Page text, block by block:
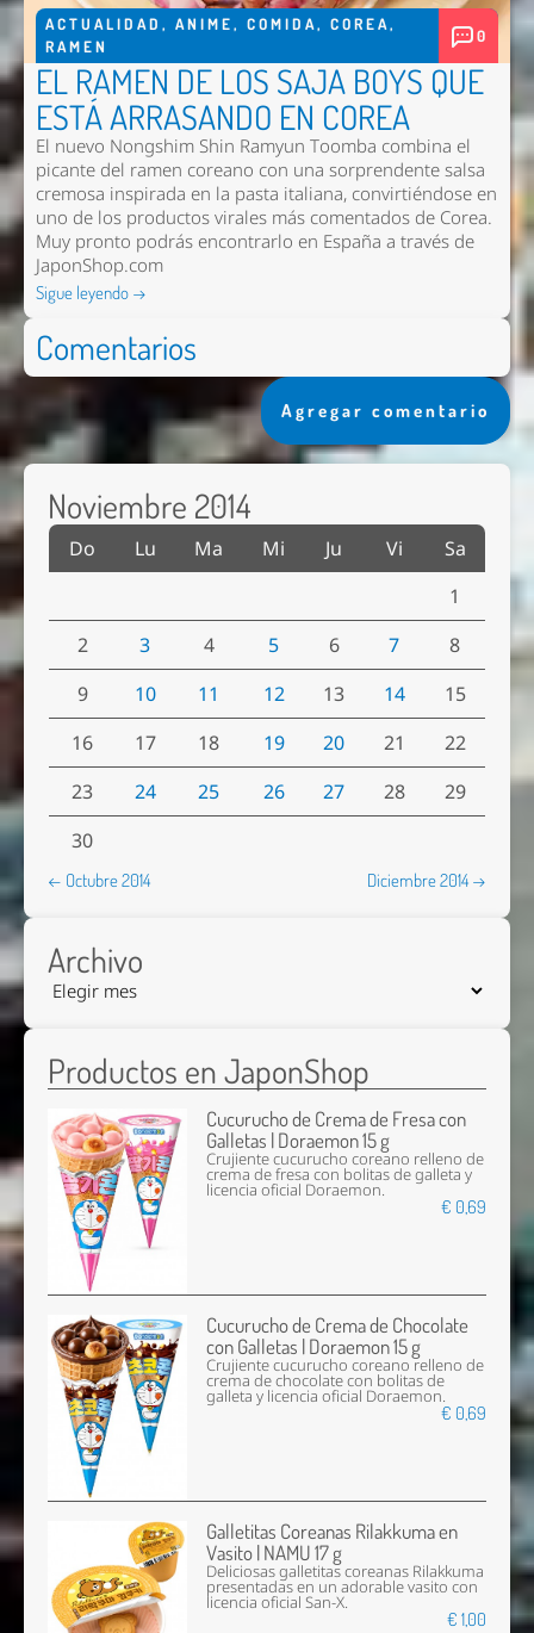
ACTUALIDAD , ANIME, COMIDA, COREA,
RAMEN
0
EL RAMEN DE LOS SAJA BOYS QUE
ESTÁ ARRASANDO EN COREA
El nuevo Nongshim Shin Ramyun Toomba combina el
picante del ramen coreano con una sorprendente salsa
cremosa inspirada en la pasta italiana, convirtiéndose en
uno de los productos virales más comentados de Corea.
Muy pronto podrás encontrarlo en España a través de
JaponShop.com
Sigue leyendo →
Comentarios
Agregar comentario
Noviembre 2014
Do Lu Ma Mi Ju Vi
Sa
1
2
3 4 5 6 7
8
9
10 11 12 13 14
15
16
17 18 19 20 21
22
23
24 25 26 27 28
29
30
← Octubre 2014 Diciembre 2014 →
Archivo
Productos en JaponShop
Cucurucho de Crema de Fresa con
Galletas | Doraemon 15 g
Crujiente cucurucho coreano relleno de
crema de fresa con bolitas de galleta y
licencia oficial Doraemon.
€ 0,69
Cucurucho de Crema de Chocolate
con Galletas | Doraemon 15 g
Crujiente cucurucho coreano relleno de
crema de chocolate con bolitas de
galleta y licencia oficial Doraemon.
€ 0,69
Galletitas Coreanas Rilakkuma en
Vasito | NAMU 17 g
Deliciosas galletitas coreanas Rilakkuma
presentadas en un adorable vasito con
licencia oficial San-X.
€ 1,00